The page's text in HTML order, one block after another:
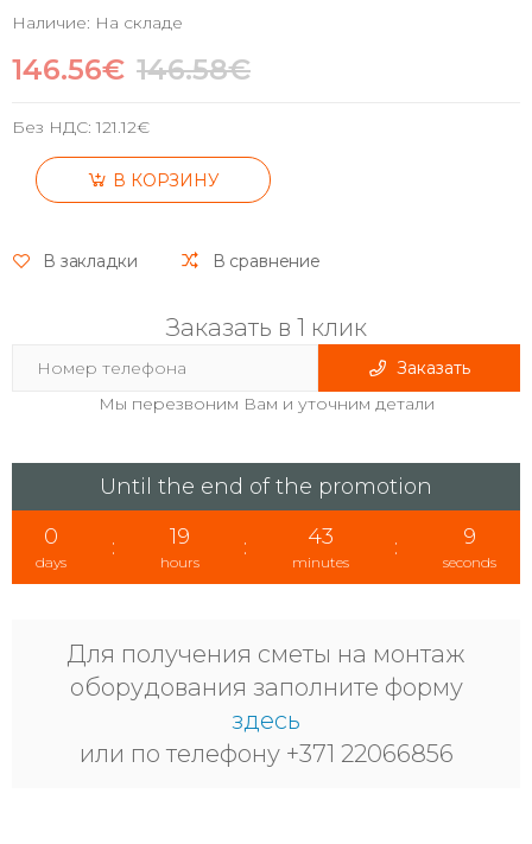
Наличие: На складе
146.56€ 146.58€
Без НДС:121.12€
В КОРЗИНУ
В закладки В сравнение
Заказать в 1 клик
Заказать
Мы перезвоним Вам и уточним детали
Until the end of the promotion
0
days
: 19
hours
: 43
minutes
: 8
seconds
Для получения сметы на монтаж
оборудования заполните форму
здесь
или по телефону +371 22066856